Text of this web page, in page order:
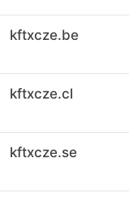
kftxcze.be
kftxcze.cl
kftxcze.se